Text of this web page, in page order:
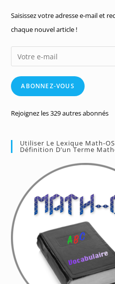
Saisissez votre adresse e-mail et
chaque nouvel article !
Votre
e-
mailABONNEZ-VOUS
Rejoignez les 329 autres abonnés
Utiliser Le Lexique Math-
Définition D’un Terme